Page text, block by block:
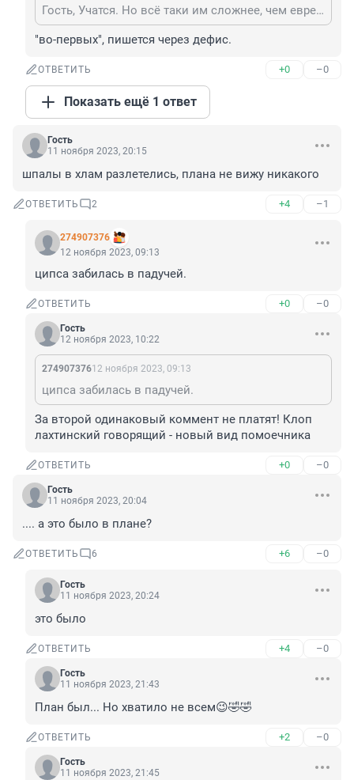
Гость, Учатся. Но всё таки им сложнее, чем еврееям. Во первых Израиль уже сколько лет серьезно готовился, а они скакали. Во вторых разные весовые категории.
"во-первых", пишется через дефис.
ОТВЕТИТЬ +0 –0
Показать ещё 1 ответ
Гость
11 ноября 2023, 20:15
шпалы в хлам разлетелись, плана не вижу никакого
ОТВЕТИТЬ 2 +4 –1
274907376
12 ноября 2023, 09:13
ципса забилась в падучей.
ОТВЕТИТЬ +0 –0
Гость
12 ноября 2023, 10:22
27490737612 ноября 2023, 09:13
ципса забилась в падучей.
За второй одинаковый коммент не платят! Клоп
лахтинский говорящий - новый вид помоечника
ОТВЕТИТЬ +0 –0
Гость
11 ноября 2023, 20:04
.... а это было в плане?
ОТВЕТИТЬ 6 +6 –0
Гость
11 ноября 2023, 20:24
это было
ОТВЕТИТЬ +4 –0
Гость
11 ноября 2023, 21:43
План был... Но хватило не всем😉🤣🤣
ОТВЕТИТЬ +2 –0
Гость
11 ноября 2023, 21:45